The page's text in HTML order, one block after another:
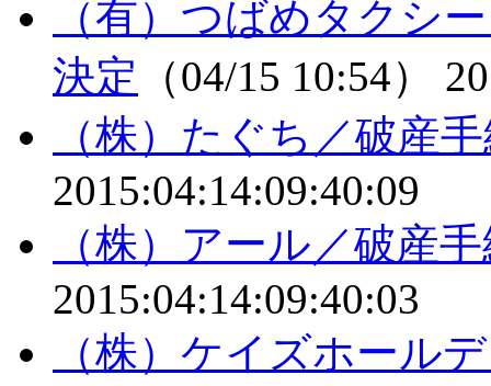
（有）つばめタクシ
決定 （04/15 10:54）
（株）たぐち／破産
2015:04:14:09:40:09
（株）アール／破産
2015:04:14:09:40:03
（株）ケイズホール